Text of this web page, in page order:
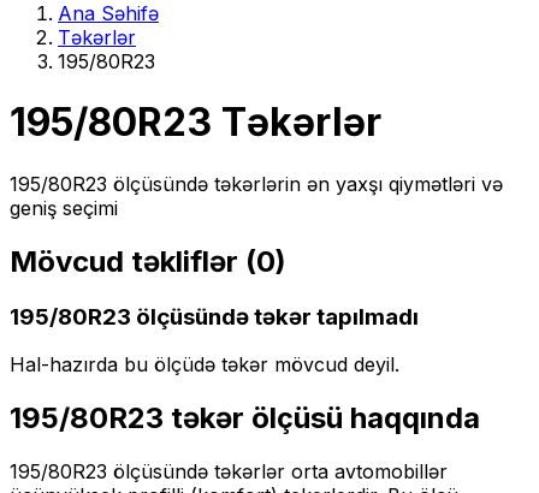
Ana Səhifə
Təkərlər
195/80R23
195/80R23 Təkərlər
195/80R23 ölçüsündə təkərlərin ən yaxşı qiymətləri və
geniş seçimi
Mövcud təkliflər (0)
195/80R23 ölçüsündə təkər tapılmadı
Hal-hazırda bu ölçüdə təkər mövcud deyil.
195/80R23 təkər ölçüsü haqqında
195/80R23 ölçüsündə təkərlər orta avtomobillər